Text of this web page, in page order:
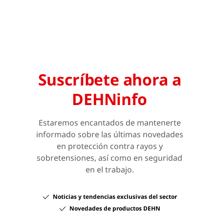
Suscríbete ahora a
DEHNinfo
Estaremos encantados de mantenerte
informado sobre las últimas novedades
en protección contra rayos y
sobretensiones, así como en seguridad
en el trabajo.
Noticias y tendencias exclusivas del sector
Novedades de productos DEHN